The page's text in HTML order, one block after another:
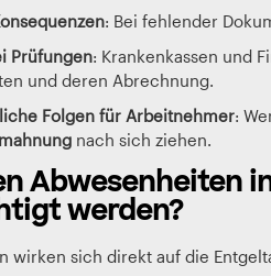
: Bei fehlender
Prüfungen: Krankenkassen und
und deren Abrechnung.
Folgen für Arbeitnehmer:
nach sich ziehen.
Abwesenheiten
werden?
wirken sich direkt auf die